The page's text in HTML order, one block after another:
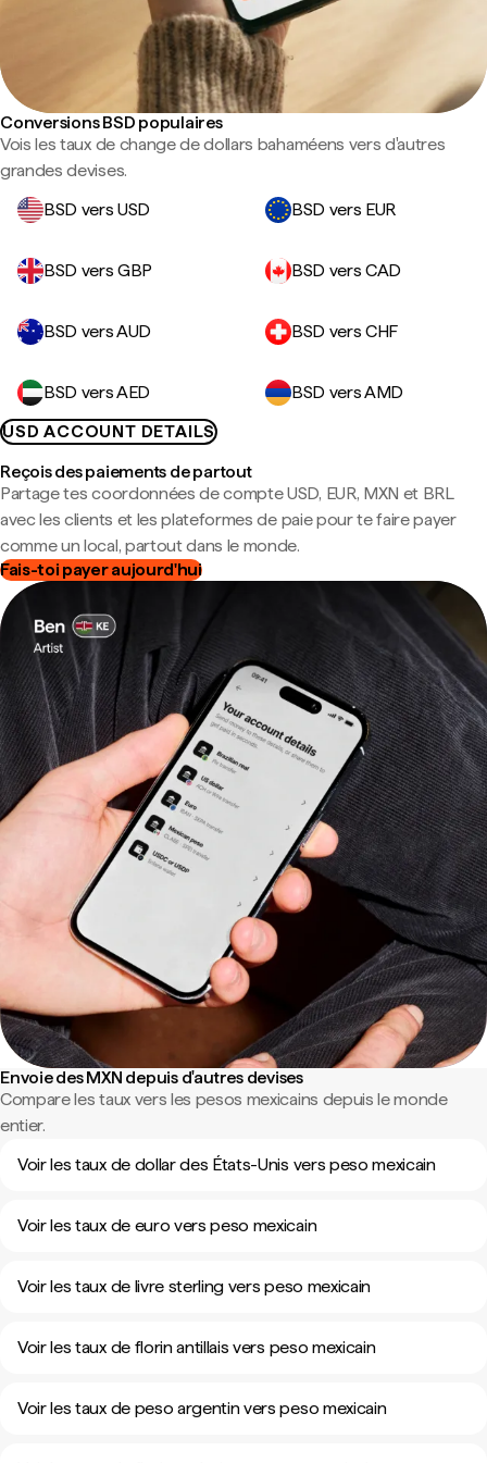
Conversions BSD populaires
Vois les taux de change de dollars bahaméens vers d'autres
grandes devises.
BSD vers USD
BSD vers EUR
BSD vers GBP BSD vers CAD
BSD vers AUD BSD vers CHF
BSD vers AED
BSD vers AMD
USD ACCOUNT DETAILS
Reçois des paiements de partout
Partage tes coordonnées de compte USD, EUR, MXN et BRL
avec les clients et les plateformes de paie pour te faire payer
comme un local, partout dans le monde.
Fais-toi payer aujourd'hui
Envoie des MXN depuis d'autres devises
Compare les taux vers les pesos mexicains depuis le monde
entier.
Voir les taux de dollar des États-Unis vers peso mexicain
Voir les taux de euro vers peso mexicain
Voir les taux de livre sterling vers peso mexicain
Voir les taux de florin antillais vers peso mexicain
Voir les taux de peso argentin vers peso mexicain